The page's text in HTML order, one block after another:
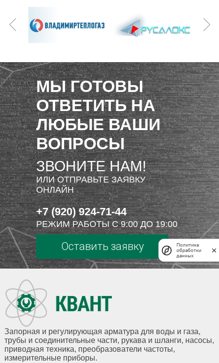
МЫ ГОТОВЫ
ОТВЕТИТЬ НА
ЛЮБЫЕ ВАШИ
ВОПРОСЫ
ЗВОНИТЕ НАМ!
ИЛИ ОТПРАВЬТЕ ЗАЯВКУ
ОНЛАЙН
+7 (920) 924-71-44
РЕЖИМ РАБОТЫ С 9:00 ДО 19:00
Оставить заявку
Запорная и регулирующая арматура для воды и газа,
трубы и соединительные части, рукава и шланги, насосы,
приводная техника, преобразователи частоты,
измерительные приборы.
Политика
обработки
данных